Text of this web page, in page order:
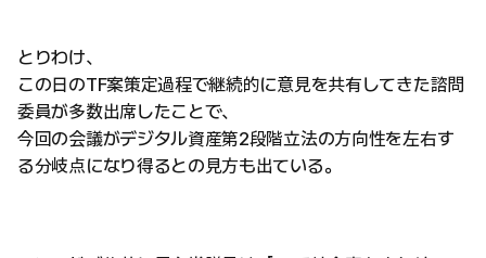
とりわけ、
この日のTF案策定過程で継続的に意見を共有してきた諮問
委員が多数出席したことで、
今回の会議がデジタル資産第2段階立法の方向性を左右す
る分岐点になり得るとの見方も出ている。